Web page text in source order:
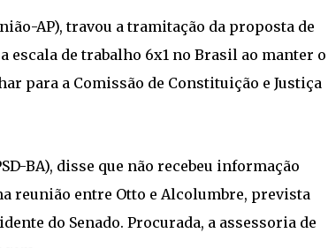
AP), travou a tramitação da proposta de
escala de trabalho 6x1 no Brasil ao manter o
para a Comissão de Constituição e Justiça
BA), disse que não recebeu informação
reunião entre Otto e Alcolumbre, prevista
do Senado. Procurada, a assessoria de